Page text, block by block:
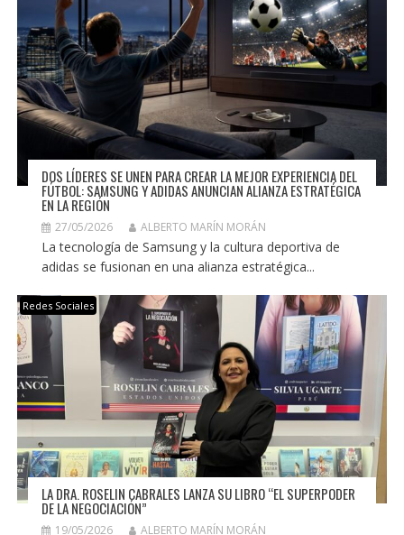
DOS LÍDERES SE UNEN PARA CREAR LA MEJOR EXPERIENCIA DEL
FÚTBOL: SAMSUNG Y ADIDAS ANUNCIAN ALIANZA ESTRATÉGICA
EN LA REGIÓN
27/05/2026 ALBERTO MARÍN MORÁN
La tecnología de Samsung y la cultura deportiva de
adidas se fusionan en una alianza estratégica...
Redes Sociales
LA DRA. ROSELIN CABRALES LANZA SU LIBRO “EL SUPERPODER
DE LA NEGOCIACIÓN”
19/05/2026 ALBERTO MARÍN MORÁN